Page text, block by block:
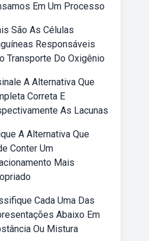
Em Um Processo
São As Células
Responsáveis
Transporte Do Oxigênio
A Alternativa Que
Correta E
As Lacunas
A Alternativa Que
Conter Um
Mais
Cada Uma Das
Abaixo Em
Ou Mistura